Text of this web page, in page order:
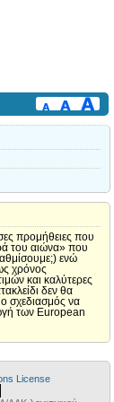
προμήθειες που
του αιώνα» που
ενώ
χρόνος
και καλύτερες
δεν θα
σχεδιασμός να
των European
License